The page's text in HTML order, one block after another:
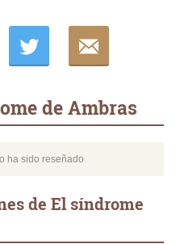
de Ambras
ha sido reseñado
de El síndrome